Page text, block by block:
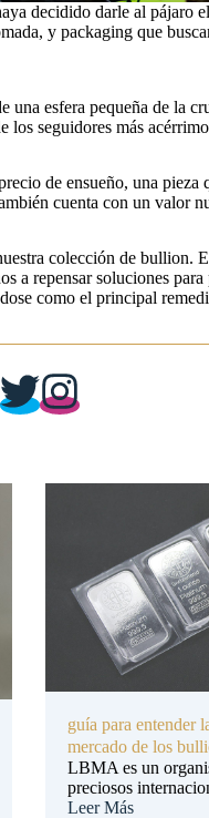
decidido darle al pájaro
y packaging que
esfera pequeña de la
seguidores más
de ensueño, una pieza
cuenta con un valor
colección de bullion.
a repensar soluciones
como el principal
guía para entender
mercado de los
LBMA es un
preciosos
Leer Más